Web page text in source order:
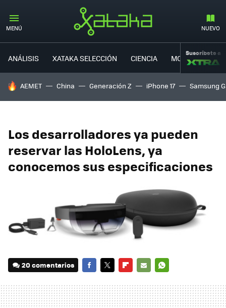
MENÚ NUEVO
ANÁLISIS XATAKA SELECCIÓN CIENCIA MOVILIDAD
Suscríbete a
HOY SE HABLA DE
AEMET China Generación Z iPhone 17 Samsung
Los desarrolladores ya pueden
reservar las HoloLens, ya
conocemos sus especificaciones
20 comentarios
MAIL